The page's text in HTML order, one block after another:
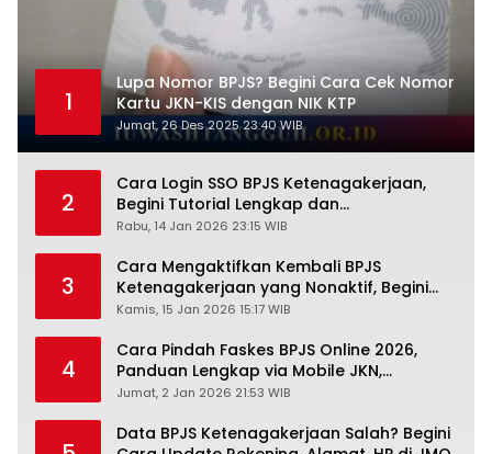
1
Lupa Nomor BPJS? Begini Cara Cek Nomor
Kartu JKN-KIS dengan NIK KTP
Jumat, 26 Des 2025 23:40 WIB
2
Cara Login SSO BPJS Ketenagakerjaan,
Begini Tutorial Lengkap dan
Pengertiannya
Rabu, 14 Jan 2026 23:15 WIB
3
Cara Mengaktifkan Kembali BPJS
Ketenagakerjaan yang Nonaktif, Begini
Panduan Lengkapnya
Kamis, 15 Jan 2026 15:17 WIB
4
Cara Pindah Faskes BPJS Online 2026,
Panduan Lengkap via Mobile JKN,
PANDAWA & Offiline Kantor Cabang
Jumat, 2 Jan 2026 21:53 WIB
Data BPJS Ketenagakerjaan Salah? Begini